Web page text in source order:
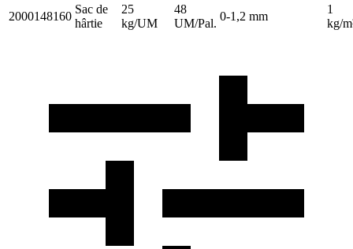
2000148160
Sac de
hârtie
25
kg/UM
48
UM/Pal.
0-1,2 mm
1
kg/